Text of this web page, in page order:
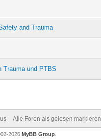
and Trauma
Trauma und PTBS
Alle Foren als gelesen markieren
2026 MyBB Group.